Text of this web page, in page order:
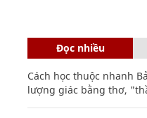
Đọc nhiều
Cách học thuộc nhanh
lượng giác bằng thơ,